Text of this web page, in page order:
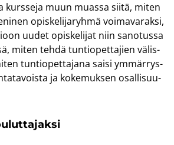
kurs­se­ja muun muas­sa siitä, miten
opis­ke­li­ja­ryh­mä voi­ma­va­rak­si,
uudet opis­ke­li­jat niin sa­no­tus­sa
miten tehdä tun­tio­pet­ta­jien vä­lis­
tun­tio­pet­ta­ja­na saisi ym­mär­rys­
ja ko­ke­muk­sen osal­li­suu­